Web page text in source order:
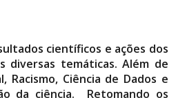
científicos e ações dos
diversas temáticas. Além de
Ciência de Dados e
da ciência. Retomando os